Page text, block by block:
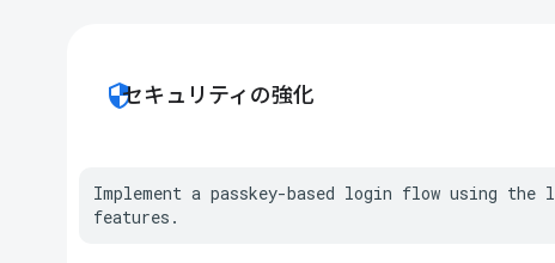
securityセキュリティの強化
Implement a passkey-based login flow using the
features.